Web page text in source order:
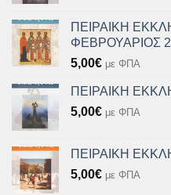
ΠΕΙΡΑΙΚΗ
ΦΕΒΡΟΥΑΡΙΟΣ
5,00€ με ΦΠΑ
ΠΕΙΡΑΙΚΗ
5,00€ με ΦΠΑ
ΠΕΙΡΑΙΚΗ
5,00€ με ΦΠΑ